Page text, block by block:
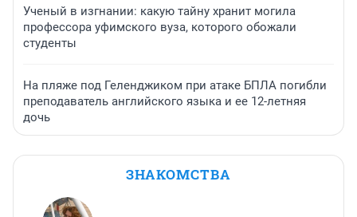
Ученый в изгнании: какую тайну хранит могила
профессора уфимского вуза, которого обожали
студенты
На пляже под Геленджиком при атаке БПЛА погибли
преподаватель английского языка и ее 12-летняя
дочь
ЗНАКОМСТВА